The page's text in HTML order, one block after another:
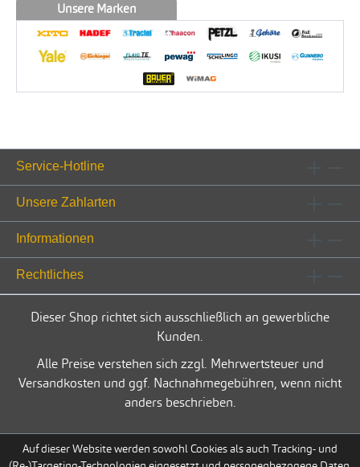
Unsere Marken
Service-Hotline
Unsere Zahlarten
Informationen
Rechtliches
Dieser Shop richtet sich ausschließlich an gewerbliche
Kunden.
Alle Preise verstehen sich zzgl. Mehrwertsteuer und
Versandkosten und ggf. Nachnahmegebühren, wenn nicht
anders beschrieben.
Auf dieser Website werden sowohl Cookies als auch Tracking- und